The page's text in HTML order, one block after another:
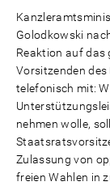
Golodkowski
Reaktion auf das
Vorsitzenden
telefonisch mit:
nehmen wolle,
Zulassung von
freien Wahlen in